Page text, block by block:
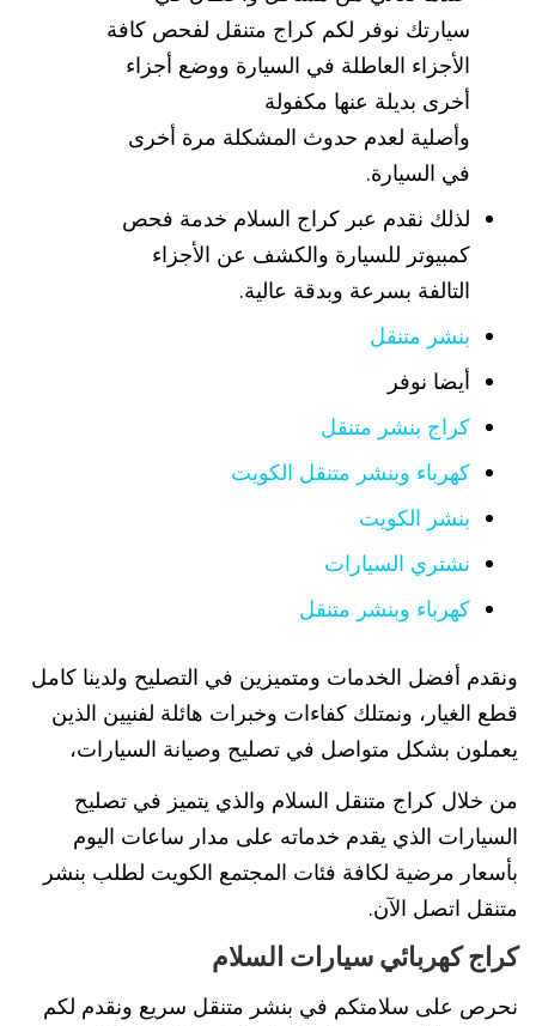
سيارتك نوفر لكم كراج متنقل لفحص كافة
الأجزاء العاطلة في السيارة ووضع أجزاء
أخرى بديلة عنها مكفولة
وأصلية لعدم حدوث المشكلة مرة أخرى
في السيارة.
لذلك نقدم عبر كراج السلام خدمة فحص
كمبيوتر للسيارة والكشف عن الأجزاء
التالفة بسرعة وبدقة عالية.
بنشر متنقل
أيضا نوفر
كراج بنشر متنقل
كهرباء وبنشر متنقل الكويت
بنشر الكويت
نشتري السيارات
كهرباء وبنشر متنقل
ونقدم أفضل الخدمات ومتميزين في التصليح ولدينا كامل
قطع الغيار، ونمتلك كفاءات وخبرات هائلة لفنيين الذين
يعملون بشكل متواصل في تصليح وصيانة السيارات،
من خلال كراج متنقل السلام والذي يتميز في تصليح
السيارات الذي يقدم خدماته على مدار ساعات اليوم
بأسعار مرضية لكافة فئات المجتمع الكويت لطلب بنشر
متنقل اتصل الآن.
كراج كهربائي سيارات السلام
نحرص على سلامتكم في بنشر متنقل سريع ونقدم لكم